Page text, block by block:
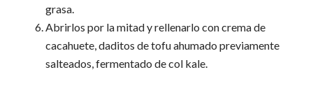
grasa.
Abrirlos por la mitad y rellenarlo con crema de
cacahuete, daditos de tofu ahumado previamente
salteados, fermentado de col kale.